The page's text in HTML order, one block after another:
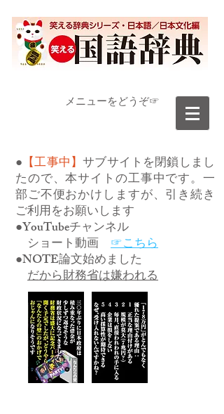
​メニューをどうぞ☞
● 【工事中】サブサイトを閉鎖しまし
たので、本サイトの工事中です。一
部ご不便おかけしますが、引き続き
ご利用をお願いします
●YouTubeチャンネル
ショート動画 ☞こちら
●NOTE論文始めました
だから財務省は嫌われる